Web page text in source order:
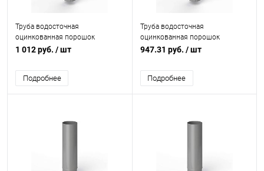
Труба водосточная
оцинкованная порошок
ф216х1250мм RAL 7030
1 012 руб. / шт
Подробнее
Труба водосточная
оцинкованная порошок
ф200х1250мм RAL 7030
947.31 руб. / шт
Подробнее